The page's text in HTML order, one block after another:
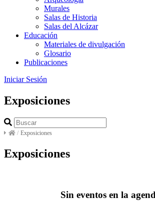
Murales
Salas de Historia
Salas del Alcázar
Educación
Materiales de divulgación
Glosario
Publicaciones
Iniciar Sesión
Exposiciones
/ Exposiciones
Exposiciones
Sin eventos en la